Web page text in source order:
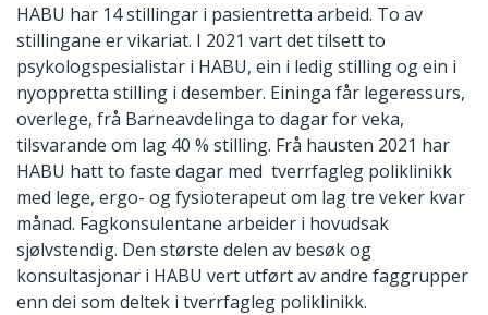
HABU har 14 stillingar i pasientretta arbeid. To av
stillingane er vikariat. I 2021 vart det tilsett to
psykologspesialistar i HABU, ein i ledig stilling og ein i
nyoppretta stilling i desember. Eininga får legeressurs,
overlege, frå Barneavdelinga to dagar for veka,
tilsvarande om lag 40 % stilling. Frå hausten 2021 har
HABU hatt to faste dagar med tverrfagleg poliklinikk
med lege, ergo- og fysioterapeut om lag tre veker kvar
månad. Fagkonsulentane arbeider i hovudsak
sjølvstendig. Den største delen av besøk og
konsultasjonar i HABU vert utført av andre faggrupper
enn dei som deltek i tverrfagleg poliklinikk.